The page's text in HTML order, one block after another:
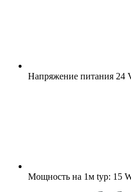
Напряжение питания 24
Мощность на 1м typ: 15